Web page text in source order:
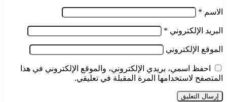
الاسم *
البريد الإلكتروني *
الموقع الإلكتروني
احفظ اسمي، بريدي الإلكتروني، والموقع الإلكتروني في هذا
المتصفح لاستخدامها المرة المقبلة في تعليقي.